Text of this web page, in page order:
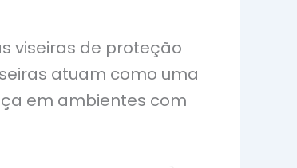
viseiras de proteção
atuam como uma
em ambientes com